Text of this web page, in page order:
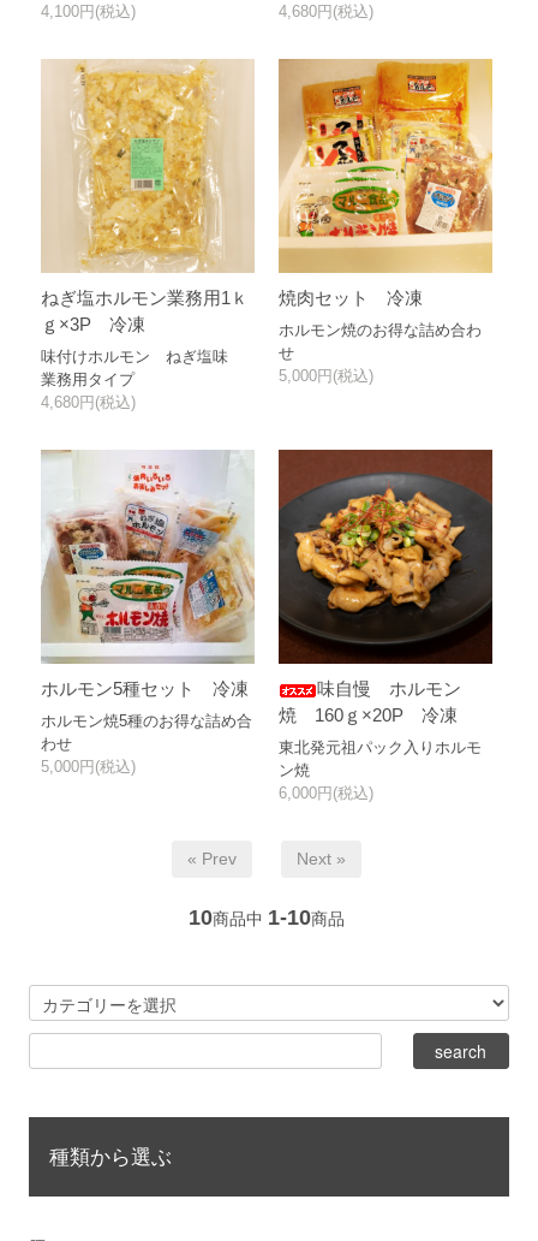
4,100円(税込)
4,680円(税込)
ねぎ塩ホルモン業務用1ｋ
ｇ×3P 冷凍
味付けホルモン ねぎ塩味
業務用タイプ
4,680円(税込)
焼肉セット 冷凍
ホルモン焼のお得な詰め合わ
せ
5,000円(税込)
ホルモン5種セット 冷凍
ホルモン焼5種のお得な詰め合
わせ
5,000円(税込)
味自慢 ホルモン
焼 160ｇ×20P 冷凍
東北発元祖パック入りホルモ
ン焼
6,000円(税込)
« Prev Next »
10商品中 1-10商品
種類から選ぶ